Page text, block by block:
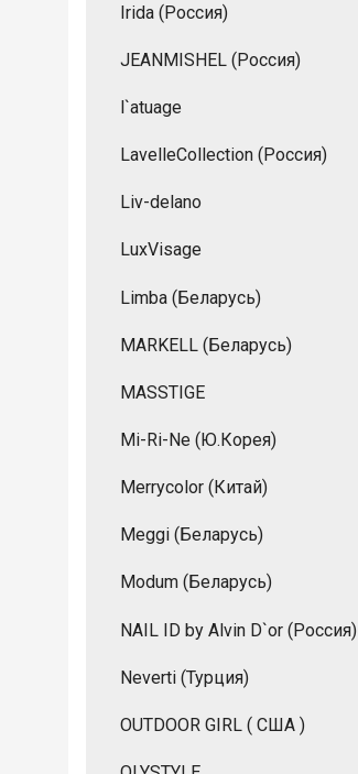
Irida (Россия)
JEANMISHEL (Россия)
l`atuage
LavelleCollection (Россия)
Liv-delano
LuxVisage
Limba (Беларусь)
MARKELL (Беларусь)
MASSTIGE
Mi-Ri-Ne (Ю.Корея)
Merrycolor (Китай)
Meggi (Беларусь)
Modum (Беларусь)
NAIL ID by Alvin D`or (Россия)
Neverti (Турция)
OUTDOOR GIRL ( США )